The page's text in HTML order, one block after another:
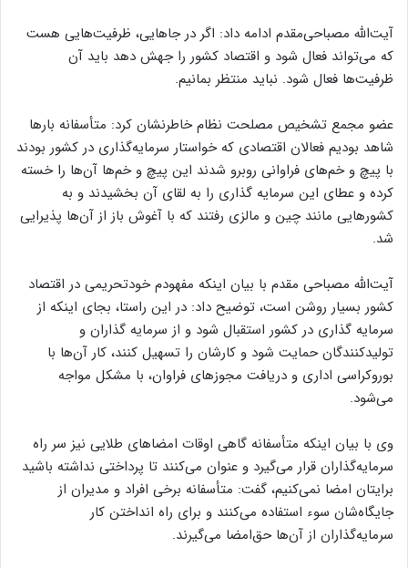
آیت‌الله مصباحی‌مقدم ادامه داد: اگر در جاهایی، ظرفیت‌هایی هست
که می‌تواند فعال شود و اقتصاد کشور را جهش دهد باید آن
ظرفیت‌ها فعال شود. نباید منتظر بمانیم.
عضو مجمع تشخیص مصلحت نظام خاطرنشان کرد: متأسفانه بار‌ها
شاهد بودیم فعالان اقتصادی که خواستار سرمایه‌گذاری در کشور بودند
با پیچ و خم‌های فراوانی روبرو شدند این پیچ و خم‌ها آن‌ها را خسته
کرده و عطای این سرمایه گذاری را به لقای آن بخشیدند و به
کشور‌هایی مانند چین و مالزی رفتند که با آغوش باز از آن‌ها پذیرایی
شد.
آیت‌الله مصباحی مقدم با بیان اینکه مفهودم خودتحریمی در اقتصاد
کشور بسیار روشن است، توضیح داد: در این راستا، بجای اینکه از
سرمایه گذاری در کشور استقبال شود و از سرمایه گذاران و
تولیدکنندگان حمایت شود و کارشان را تسهیل کنند، کار آن‌ها با
بوروکراسی اداری و دریافت مجوز‌های فراوان، با مشکل مواجه
می‌شود.
وی با بیان اینکه متأسفانه گاهی اوقات امضا‌های طلایی نیز سر راه
سرمایه‌گذاران قرار می‌گیرد و عنوان می‌کنند تا پرداختی نداشته باشید
برایتان امضا نمی‌کنیم، گفت: متأسفانه برخی افراد و مدیران از
جایگاه‌شان سوء استفاده می‌کنند و برای راه انداختن کار
سرمایه‌گذاران از آن‌ها حق‌امضا می‌گیرند.